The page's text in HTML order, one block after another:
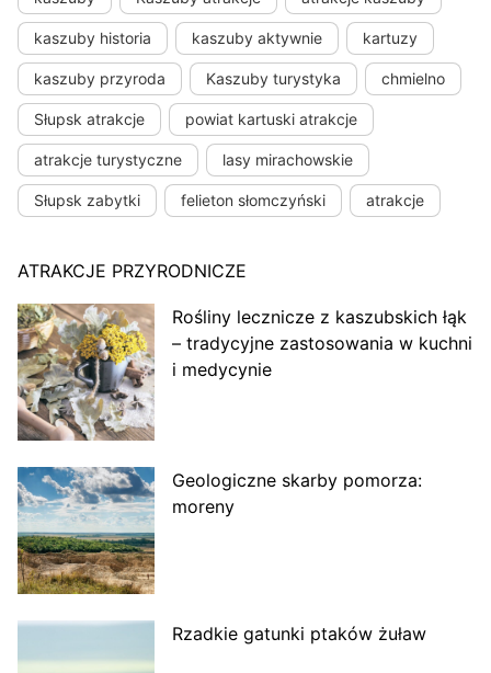
kaszuby historia kaszuby aktywnie kartuzy
kaszuby przyroda Kaszuby turystyka chmielno
Słupsk atrakcje powiat kartuski atrakcje
atrakcje turystyczne lasy mirachowskie
Słupsk zabytki felieton słomczyński atrakcje
ATRAKCJE PRZYRODNICZE
Rośliny lecznicze z kaszubskich łąk
– tradycyjne zastosowania w kuchni
i medycynie
Geologiczne skarby pomorza:
moreny
Rzadkie gatunki ptaków żuław